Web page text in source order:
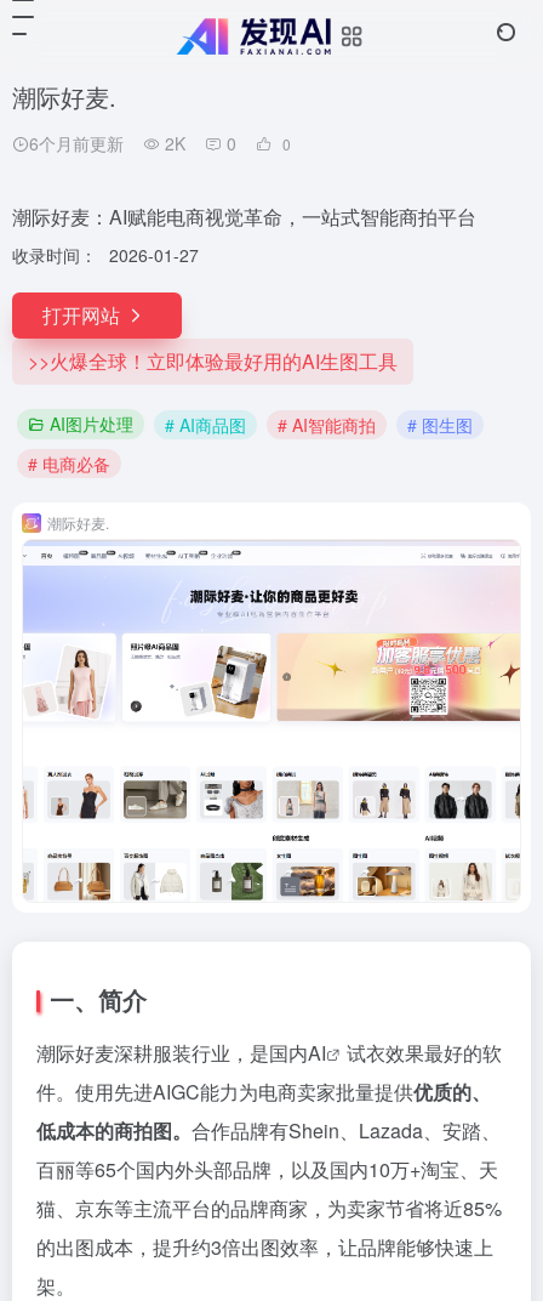
潮际好麦.
6个月前更新 2K 0 0
潮际好麦：AI赋能电商视觉革命，一站式智能商拍平台
收录时间： 2026-01-27
打开网站
>>火爆全球！立即体验最好用的AI生图工具
AI图片处理 # AI商品图 # AI智能商拍
# 图生图
# 电商必备
潮际好麦.
一、简介
潮际好麦深耕服装行业，是国内AI
试衣效果最好的软
件。使用先进AIGC能力为电商卖家批量提供优质的、
低成本的商拍图。 合作品牌有Shein、Lazada、安踏、
百丽等65个国内外头部品牌，以及国内10万+淘宝、天
猫、京东等主流平台的品牌商家，为卖家节省将近85%
的出图成本，提升约3倍出图效率，让品牌能够快速上
架。